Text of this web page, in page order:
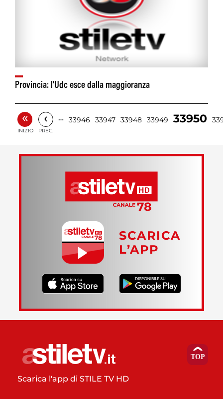
Provincia: l'Udc esce dalla maggioranza
«
INIZIO
‹
PREC.
… 33946 33947 33948 33949 33950
SCARICA
L’APP
Scarica l'app di STILE TV HD